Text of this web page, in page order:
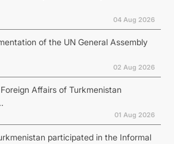
04 Aug 2026
of the UN General Assembly
02 Aug 2026
Affairs of Turkmenistan
01 Aug 2026
participated in the Informal